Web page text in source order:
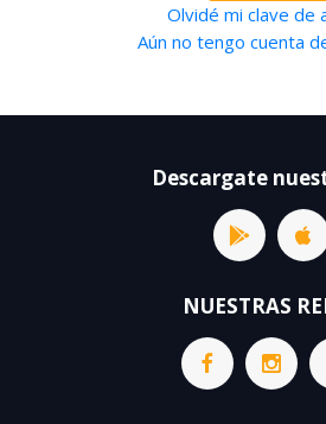
Olvidé mi clave de
Aún no tengo cuenta
Descargate
NUESTRAS